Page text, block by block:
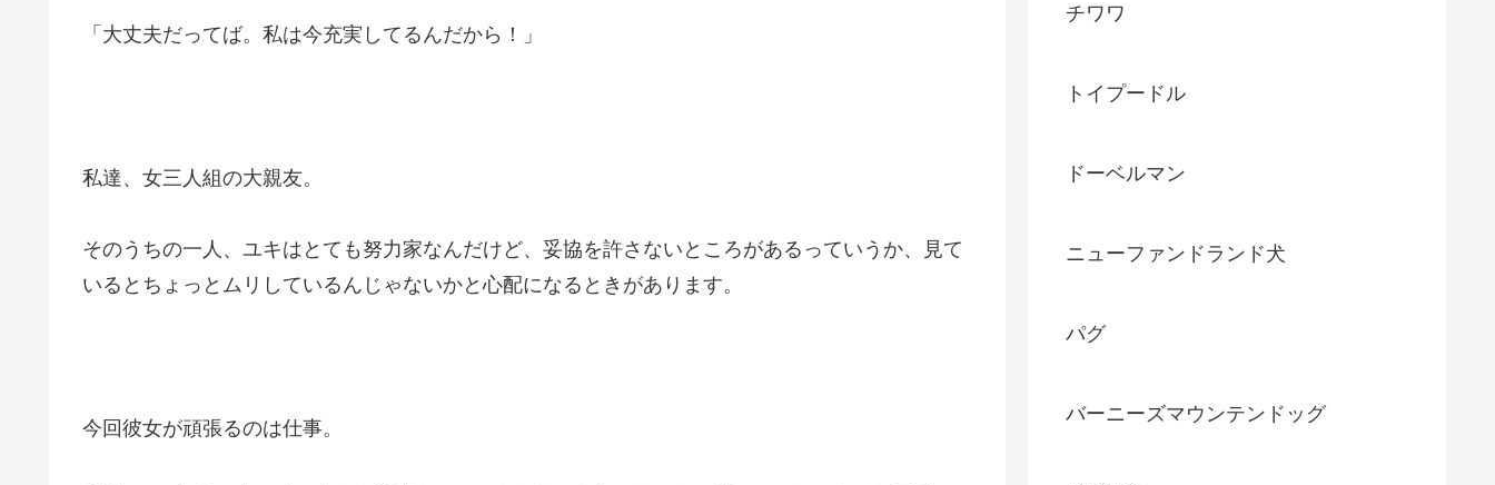
「大丈夫だってば。私は今充実してるんだから！」
私達、女三人組の大親友。
そのうちの一人、ユキはとても努力家なんだけど、妥協を許さないところがあるっていうか、見て
いるとちょっとムリしているんじゃないかと心配になるときがあります。
今回彼女が頑張るのは仕事。
チワワ
トイプードル
ドーベルマン
ニューファンドランド犬
パグ
バーニーズマウンテンドッグ